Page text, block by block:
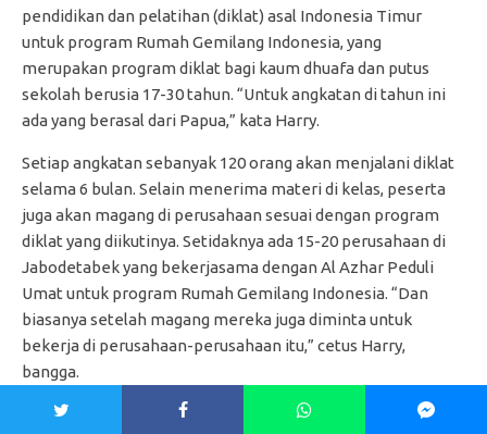
pendidikan dan pelatihan (diklat) asal Indonesia Timur
untuk program Rumah Gemilang Indonesia, yang
merupakan program diklat bagi kaum dhuafa dan putus
sekolah berusia 17-30 tahun. “Untuk angkatan di tahun ini
ada yang berasal dari Papua,” kata Harry.
Setiap angkatan sebanyak 120 orang akan menjalani diklat
selama 6 bulan. Selain menerima materi di kelas, peserta
juga akan magang di perusahaan sesuai dengan program
diklat yang diikutinya. Setidaknya ada 15-20 perusahaan di
Jabodetabek yang bekerjasama dengan Al Azhar Peduli
Umat untuk program Rumah Gemilang Indonesia. “Dan
biasanya setelah magang mereka juga diminta untuk
bekerja di perusahaan-perusahaan itu,” cetus Harry,
bangga.
Ada 6 kelas reguler dan 3 kelas non reguler di Rumah